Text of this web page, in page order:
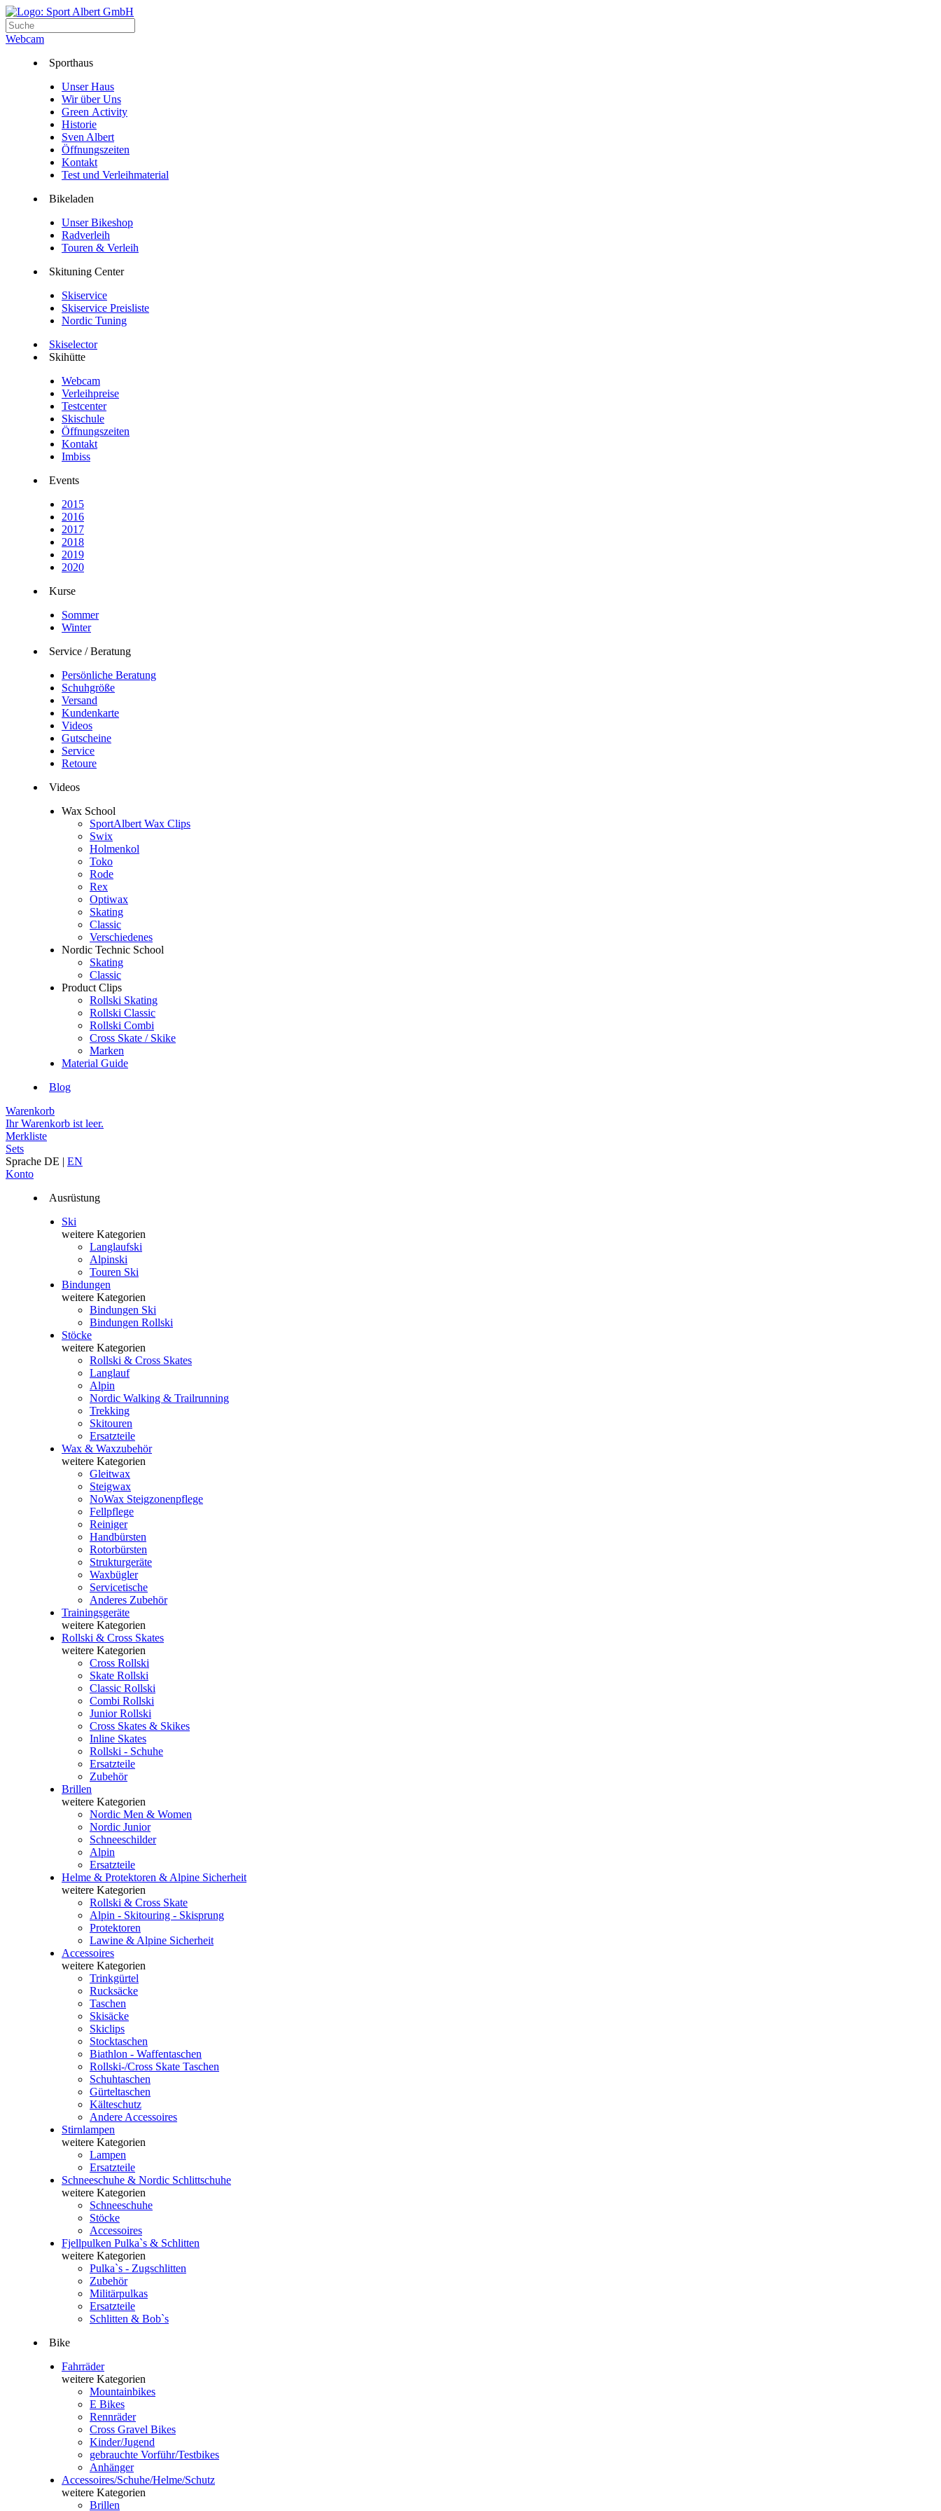
Webcam
Sporthaus
Unser Haus
Wir über Uns
Green Activity
Historie
Sven Albert
Öffnungszeiten
Kontakt
Test und Verleihmaterial
Bikeladen
Unser Bikeshop
Radverleih
Touren & Verleih
Skituning Center
Skiservice
Skiservice Preisliste
Nordic Tuning
Skiselector
Skihütte
Webcam
Verleihpreise
Testcenter
Skischule
Öffnungszeiten
Kontakt
Imbiss
Events
2015
2016
2017
2018
2019
2020
Kurse
Sommer
Winter
Service / Beratung
Persönliche Beratung
Schuhgröße
Versand
Kundenkarte
Videos
Gutscheine
Service
Retoure
Videos
Wax School
SportAlbert Wax Clips
Swix
Holmenkol
Toko
Rode
Rex
Optiwax
Skating
Classic
Verschiedenes
Nordic Technic School
Skating
Classic
Product Clips
Rollski Skating
Rollski Classic
Rollski Combi
Cross Skate / Skike
Marken
Material Guide
Blog
Warenkorb
Ihr Warenkorb ist leer.
Merkliste
Sets
Sprache DE | EN
Konto
Ausrüstung
Ski
weitere Kategorien
Langlaufski
Alpinski
Touren Ski
Bindungen
weitere Kategorien
Bindungen Ski
Bindungen Rollski
Stöcke
weitere Kategorien
Rollski & Cross Skates
Langlauf
Alpin
Nordic Walking & Trailrunning
Trekking
Skitouren
Ersatzteile
Wax & Waxzubehör
weitere Kategorien
Gleitwax
Steigwax
NoWax Steigzonenpflege
Fellpflege
Reiniger
Handbürsten
Rotorbürsten
Strukturgeräte
Waxbügler
Servicetische
Anderes Zubehör
Trainingsgeräte
weitere Kategorien
Rollski & Cross Skates
weitere Kategorien
Cross Rollski
Skate Rollski
Classic Rollski
Combi Rollski
Junior Rollski
Cross Skates & Skikes
Inline Skates
Rollski - Schuhe
Ersatzteile
Zubehör
Brillen
weitere Kategorien
Nordic Men & Women
Nordic Junior
Schneeschilder
Alpin
Ersatzteile
Helme & Protektoren & Alpine Sicherheit
weitere Kategorien
Rollski & Cross Skate
Alpin - Skitouring - Skisprung
Protektoren
Lawine & Alpine Sicherheit
Accessoires
weitere Kategorien
Trinkgürtel
Rucksäcke
Taschen
Skisäcke
Skiclips
Stocktaschen
Biathlon - Waffentaschen
Rollski-/Cross Skate Taschen
Schuhtaschen
Gürteltaschen
Kälteschutz
Andere Accessoires
Stirnlampen
weitere Kategorien
Lampen
Ersatzteile
Schneeschuhe & Nordic Schlittschuhe
weitere Kategorien
Schneeschuhe
Stöcke
Accessoires
Fjellpulken Pulka`s & Schlitten
weitere Kategorien
Pulka`s - Zugschlitten
Zubehör
Militärpulkas
Ersatzteile
Schlitten & Bob`s
Bike
Fahrräder
weitere Kategorien
Mountainbikes
E Bikes
Rennräder
Cross Gravel Bikes
Kinder/Jugend
gebrauchte Vorführ/Testbikes
Anhänger
Accessoires/Schuhe/Helme/Schutz
weitere Kategorien
Brillen